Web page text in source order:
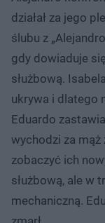
działał za jego
ślubu z
gdy dowiaduje
służbową.
ukrywa i dlatego
Eduardo
wychodzi za mąż
zobaczyć ich
służbową, ale w
mechaniczną.